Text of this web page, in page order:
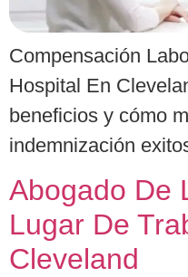
Compensación
Hospital En
beneficios y cómo
indemnización
Abogado De
Lugar De
Cleveland